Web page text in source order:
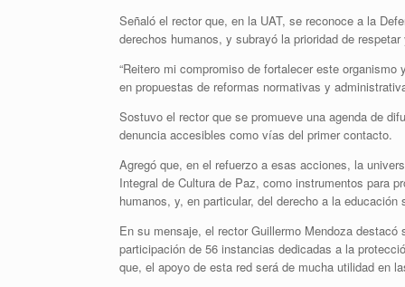
Señaló el rector que, en la UAT, se reconoce a la
derechos humanos, y subrayó la prioridad de
“Reitero mi compromiso de fortalecer este
en propuestas de reformas normativas y
Sostuvo el rector que se promueve una agenda de
denuncia accesibles como vías del primer contacto.
Agregó que, en el refuerzo a esas acciones, la
Integral de Cultura de Paz, como instrumentos para
humanos, y, en particular, del derecho a la
En su mensaje, el rector Guillermo Mendoza
participación de 56 instancias dedicadas a la
que, el apoyo de esta red será de mucha utilidad en